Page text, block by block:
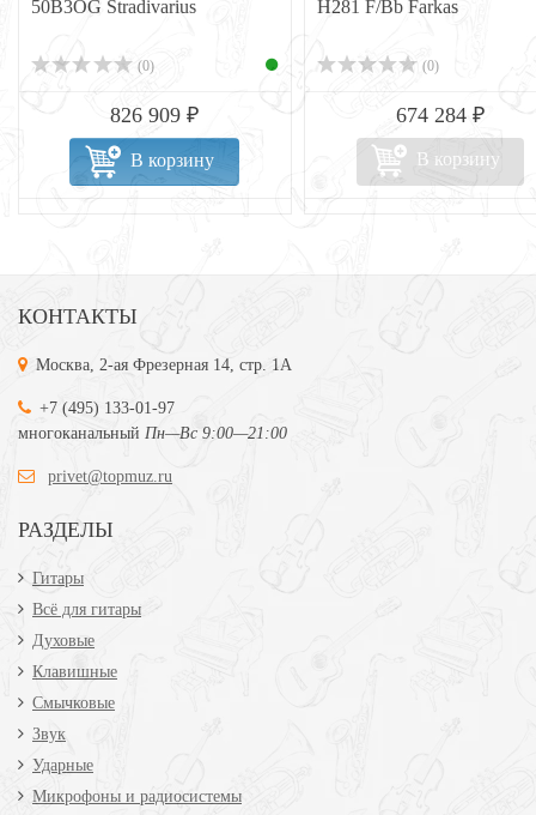
50B3OG Stradivarius
(0)
826 909 ₽
В корзину
H281 F/Bb Farkas
(0)
674 284 ₽
В корзину
КОНТАКТЫ
Москва, 2-ая Фрезерная 14, стр. 1А
+7 (495) 133-01-97
многоканальный Пн—Вс 9:00—21:00
privet@topmuz.ru
РАЗДЕЛЫ
Гитары
Всё для гитары
Духовые
Клавишные
Смычковые
Звук
Ударные
Микрофоны и радиосистемы